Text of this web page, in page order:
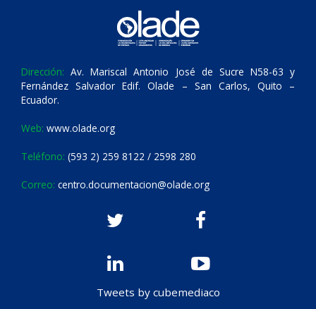
Dirección: Av. Mariscal Antonio José de Sucre N58-63 y
Fernández Salvador Edif. Olade – San Carlos, Quito –
Ecuador.
Web: www.olade.org
Teléfono: (593 2) 259 8122 / 2598 280
Correo: centro.documentacion@olade.org
Tweets by cubemediaco